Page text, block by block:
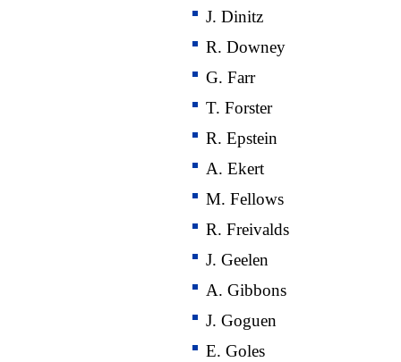
J. Dinitz
R. Downey
G. Farr
T. Forster
R. Epstein
A. Ekert
M. Fellows
R. Freivalds
J. Geelen
A. Gibbons
J. Goguen
E. Goles